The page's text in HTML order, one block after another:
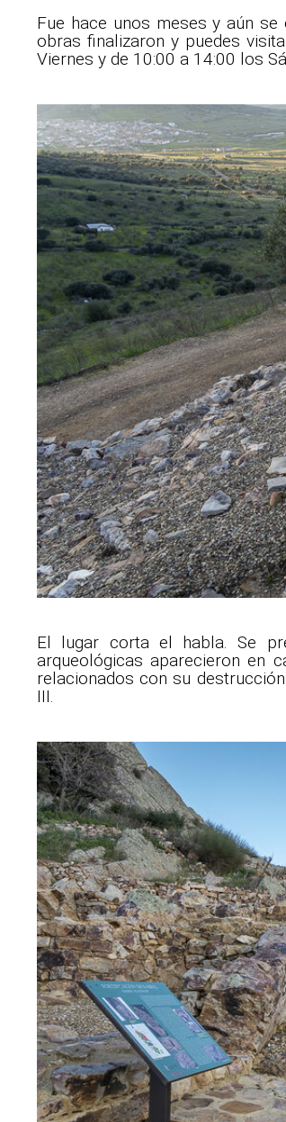
Fue hace unos meses y aún
obras finalizaron y puedes
Viernes y de 10:00 a 14:00 los
El lugar corta el habla. Se
arqueológicas aparecieron en
relacionados con su
III.